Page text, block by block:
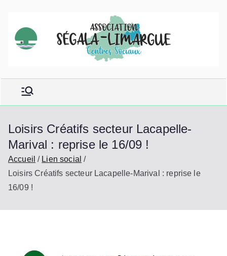
contenu
Loisirs Créatifs secteur Lacapelle-
Marival : reprise le 16/09 !
Accueil
Lien social
Loisirs Créatifs secteur Lacapelle-Marival : reprise le
16/09 !